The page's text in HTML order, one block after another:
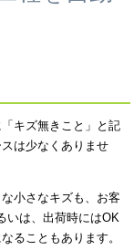
キズ無きこと」と記
は少なくありませ
小さなキズも、お客
いは、出荷時にはOK
ることもあります。